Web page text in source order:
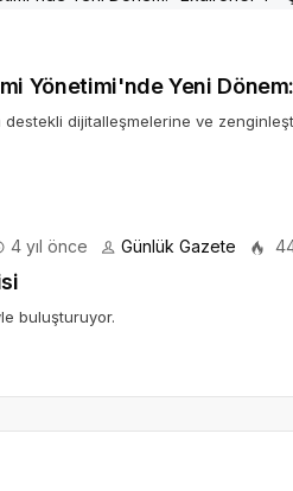
Yönetimi'nde Yeni
dijitalleşmelerine ve
4 yıl önce Günlük Gazete
buluşturuyor.